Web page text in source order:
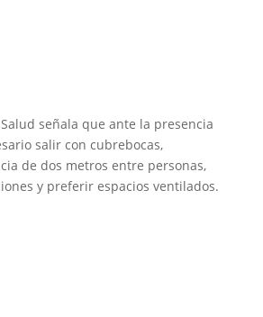
señala que ante la presencia
salir con cubrebocas,
de dos metros entre personas,
y preferir espacios ventilados.